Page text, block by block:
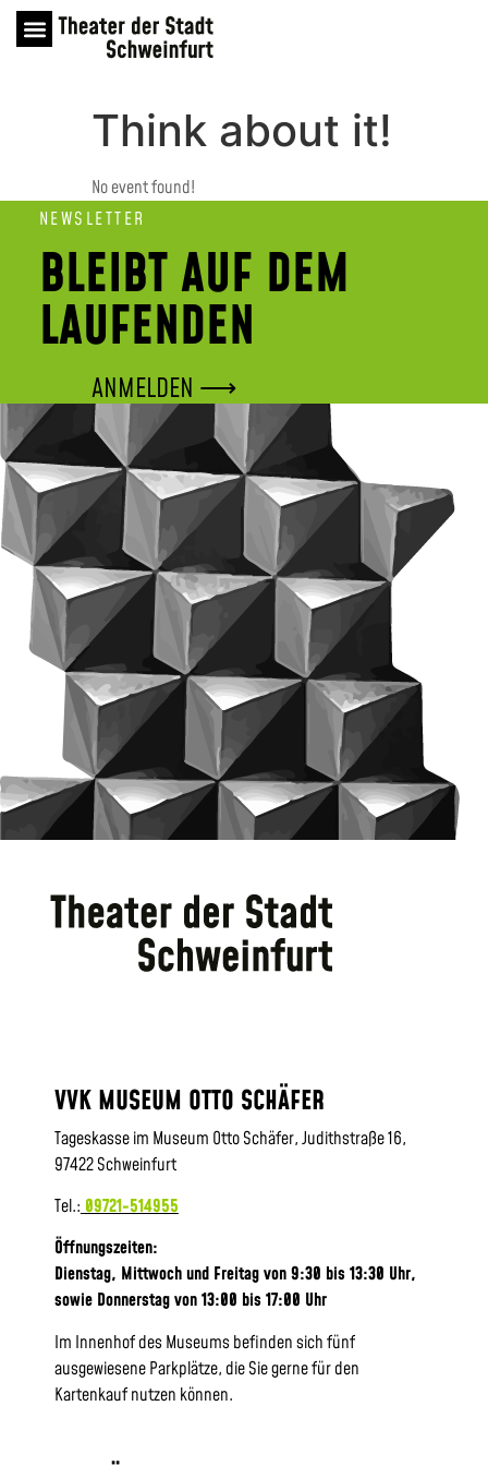
Think about it!
No event found!
NEWSLETTER
BLEIBT AUF DEM
LAUFENDEN
ANMELDEN ⟶
VVK MUSEUM OTTO SCHÄFER
Tageskasse im Museum Otto Schäfer, Judithstraße 16,
97422 Schweinfurt
Tel.: 09721-514955
Öffnungszeiten:
Dienstag, Mittwoch und Freitag von 9:30 bis 13:30 Uhr,
sowie Donnerstag von 13:00 bis 17:00 Uhr
Im Innenhof des Museums befinden sich fünf
ausgewiesene Parkplätze, die Sie gerne für den
Kartenkauf nutzen können.